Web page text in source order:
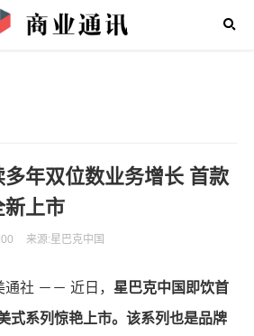
年双位数业务增长 首款
新上市
来源:星巴克中国
通社 －－ 近日， 星巴克中国即饮首
式系列惊艳上市。该系列也是品牌